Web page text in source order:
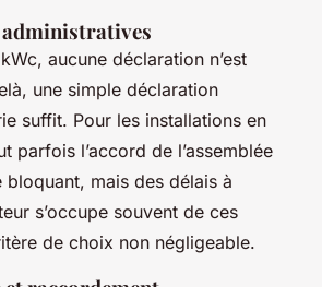
administratives
aucune déclaration n’est
une simple déclaration
suffit. Pour les installations en
parfois l’accord de l’assemblée
bloquant, mais des délais à
s’occupe souvent de ces
de choix non négligeable.